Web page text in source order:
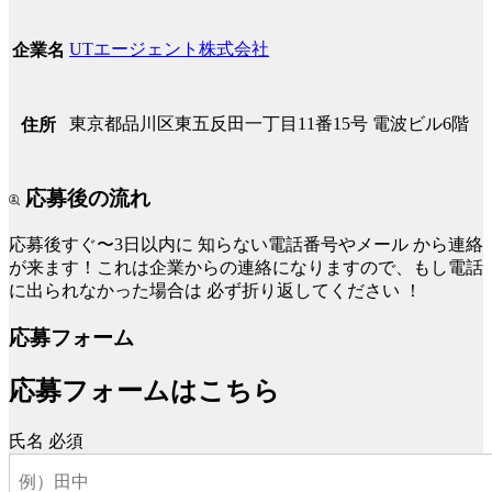
企業名 UTエージェント株式会社
住所 東京都品川区東五反田一丁目11番15号 電波ビル6階
応募後の流れ
応募後すぐ〜3日以内に 知らない電話番号やメール から連絡
が来ます！これは企業からの連絡になりますので、もし電話
に出られなかった場合は 必ず折り返してください ！
応募フォーム
応募フォームはこちら
氏名 必須